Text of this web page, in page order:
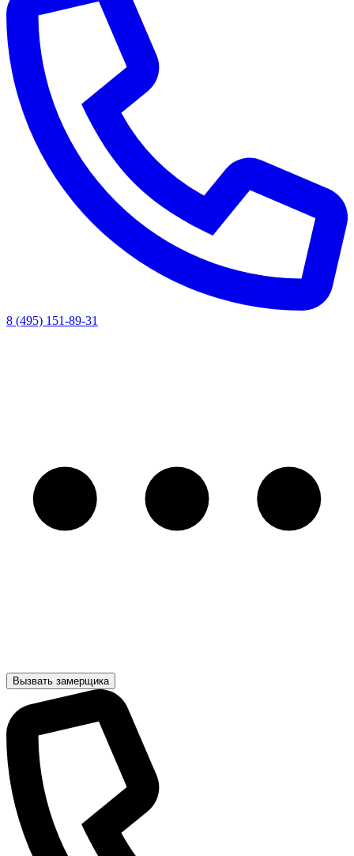
8 (495) 151-89-31
Вызвать замерщика